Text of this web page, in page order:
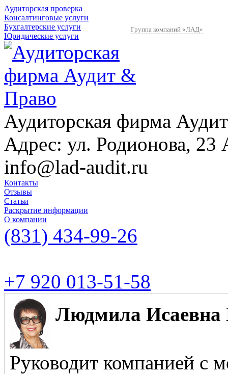
Аудиторская проверка
Консалтинговые услуги
Бухгалтерские услуги
Юридические услуги
Группа компаний «ЛАД»
Аудиторская фирма
Адрес: ул. Родионова, 23
info@lad-audit.ru
Контакты
Отзывы
Статьи
Раскрытие информации
О компании
(831) 434-99-26
+7 920 013-51-58
Людмила Исаевна
Руководит компанией с